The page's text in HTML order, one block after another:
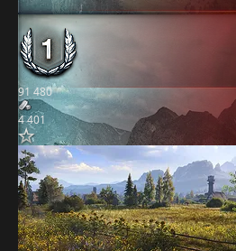
91 480
4 401